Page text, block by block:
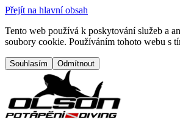
Přejít na hlavní obsah
Tento web používá k poskytování služeb a
soubory cookie. Používáním tohoto webu s